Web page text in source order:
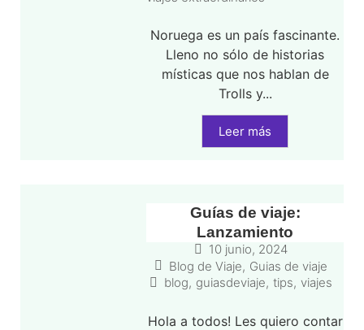
Noruega es un país fascinante.
Lleno no sólo de historias
místicas que nos hablan de
Trolls y...
Leer más
Guías de viaje:
Lanzamiento
10 junio, 2024
Blog de Viaje, Guias de viaje
blog, guiasdeviaje, tips, viajes
Hola a todos! Les quiero contar